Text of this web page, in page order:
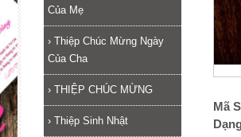
Mã
Của Mẹ
› Thiệp Chúc Mừng Ngày
Của Cha
› THIỆP CHÚC MỪNG
› Thiệp Sinh Nhật